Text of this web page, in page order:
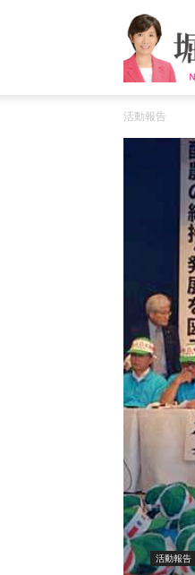
堀
内
の
り
オ
活動報告
活動報告